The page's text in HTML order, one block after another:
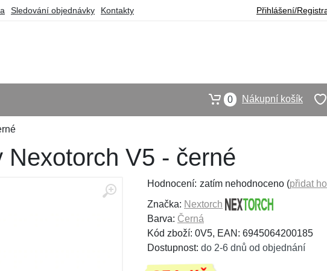
Sledování objednávky Kontakty Přihlášení/
0 Nákupní košík
V5 - černé
Hodnocení: zatím nehodnoceno (přidat
Značka: Nextorch
Barva: Černá
Kód zboží: 0V5, EAN: 6945064200185
Dostupnost: do 2-6 dnů od objednání